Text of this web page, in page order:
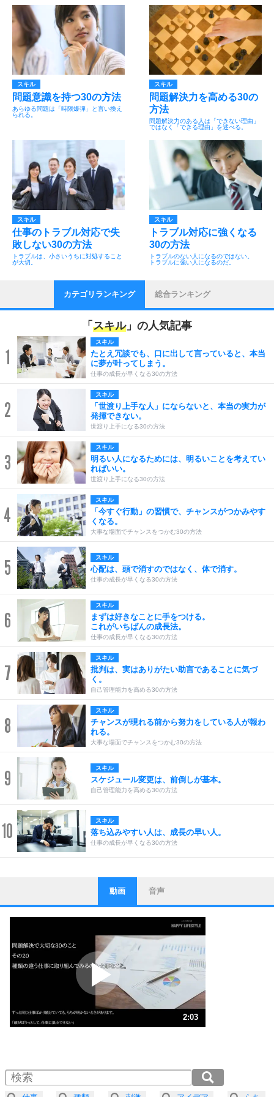
スキル
問題意識を持つ30の方法
あらゆる問題は「時限爆弾」と言い換え
られる。
スキル
問題解決力を高める30の
方法
問題解決力のある人は「できない理由」
ではなく「できる理由」を述べる。
スキル
仕事のトラブル対応で失
敗しない30の方法
トラブルは、小さいうちに対処すること
が大切。
スキル
トラブル対応に強くなる
30の方法
トラブルのない人になるのではない。
トラブルに強い人になるのだ。
カテゴリランキング 総合ランキング
「 スキル」の人気記事
1
スキル
たとえ冗談でも、口に出して言っていると、本当
に夢が叶ってしまう。
仕事の成長が早くなる30の方法
2
スキル
「世渡り上手な人」にならないと、本当の実力が
発揮できない。
世渡り上手になる30の方法
3
スキル
明るい人になるためには、明るいことを考えてい
ればいい。
世渡り上手になる30の方法
4
スキル
「今すぐ行動」の習慣で、チャンスがつかみやす
くなる。
大事な場面でチャンスをつかむ30の方法
5 スキル
心配は、頭で消すのではなく、体で消す。
仕事の成長が早くなる30の方法
6
スキル
まずは好きなことに手をつける。
これがいちばんの成長法。
仕事の成長が早くなる30の方法
7
スキル
批判は、実はありがたい助言であることに気づ
く。
自己管理能力を高める30の方法
8
スキル
チャンスが現れる前から努力をしている人が報わ
れる。
大事な場面でチャンスをつかむ30の方法
9 スキル
スケジュール変更は、前倒しが基本。
自己管理能力を高める30の方法
10 スキル
落ち込みやすい人は、成長の早い人。
仕事の成長が早くなる30の方法
1
ストレス対策
他人と比べない。
いっそのこと、他人を見ない。
いらいらしない人になる30の方法
プラス思考
ポジティブになれない原因は、行動しないから。
ポジティブ思考になる30の方法
ストレス対策
人生、なんとかなるもの。
気楽に生きる30の方法
4 器の大きい人は、怒りを優しさで表現する。
動画 音声
2:03
2.0倍速 （242KB 1分1秒）
2.5倍速 （194KB 49秒）